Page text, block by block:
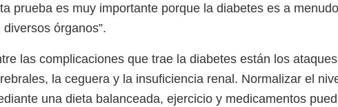
prueba es muy importante porque la diabetes es a
diversos órganos”.
las complicaciones que trae la diabetes están los
la ceguera y la insuficiencia renal. Normalizar el
una dieta balanceada, ejercicio y medicamentos